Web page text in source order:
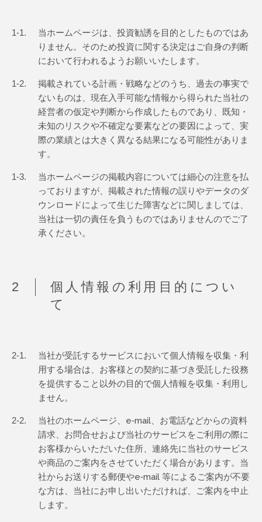
1-1.
当ホームページは、投資勧誘を目的としたものではあ
りません。そのため投資に関する決定はご自身の判断
において行われるようお願いいたします。
1-2.
掲載されている計画・戦略などのうち、過去の事実で
ないものは、現在入手可能な情報から得られた当社の
経営者の仮定や判断から作成したものであり、既知・
未知のリスクや不確定な要素などの要因によって、実
際の業績とは大きく異なる結果になる可能性がありま
す。
1-3.
当ホームページの掲載内容については細心の注意を払
っておりますが、掲載された情報の誤りやデータのダ
ウンロードによって生じた障害などに関しましては、
当社は一切の責任を負うものではありませんのでご了
承ください。
個人情報の利用目的につい
て
2-1.
当社が受託するサービスにおいて個人情報を収集・利
用する場合は、お客様との契約に基づき受託した役務
を提供すること以外の目的で個人情報を収集・利用し
ません。
2-2.
当社のホームページ、e-mail、お電話などからの資料
請求、お問合せおよび当社のサービスをご利用の際に
お客様からいただいた住所、連絡先に当社のサービス
や商品のご案内をさせていただく場合があります。当
社からお送りする郵便やe-mail 等によるご案内が不要
な方は、当社にお申し出いただければ、ご案内を中止
します。